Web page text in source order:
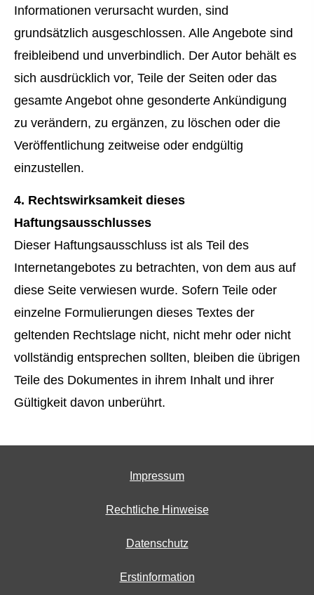
Informationen verursacht wurden, sind
grundsätzlich ausgeschlossen. Alle Angebote sind
freibleibend und unverbindlich. Der Autor behält es
sich ausdrücklich vor, Teile der Seiten oder das
gesamte Angebot ohne gesonderte Ankündigung
zu verändern, zu ergänzen, zu löschen oder die
Veröffentlichung zeitweise oder endgültig
einzustellen.
4. Rechtswirksamkeit dieses
Haftungsausschlusses
Dieser Haftungsausschluss ist als Teil des
Internetangebotes zu betrachten, von dem aus auf
diese Seite verwiesen wurde. Sofern Teile oder
einzelne Formulierungen dieses Textes der
geltenden Rechtslage nicht, nicht mehr oder nicht
vollständig entsprechen sollten, bleiben die übrigen
Teile des Dokumentes in ihrem Inhalt und ihrer
Gültigkeit davon unberührt.
Impressum
Rechtliche Hinweise
Datenschutz
Erstinformation